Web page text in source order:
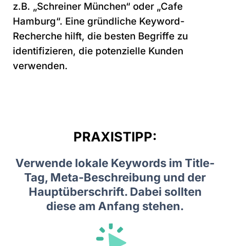
z.B. „Schreiner München“ oder „Cafe
Hamburg“. Eine gründliche Keyword-
Recherche hilft, die besten Begriffe zu
identifizieren, die potenzielle Kunden
verwenden.
PRAXISTIPP:
Verwende lokale Keywords im Title-
Tag, Meta-Beschreibung und der
Hauptüberschrift. Dabei sollten
diese am Anfang stehen.